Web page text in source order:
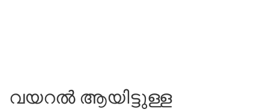
വയറൽ ആയിട്ടുള്ള